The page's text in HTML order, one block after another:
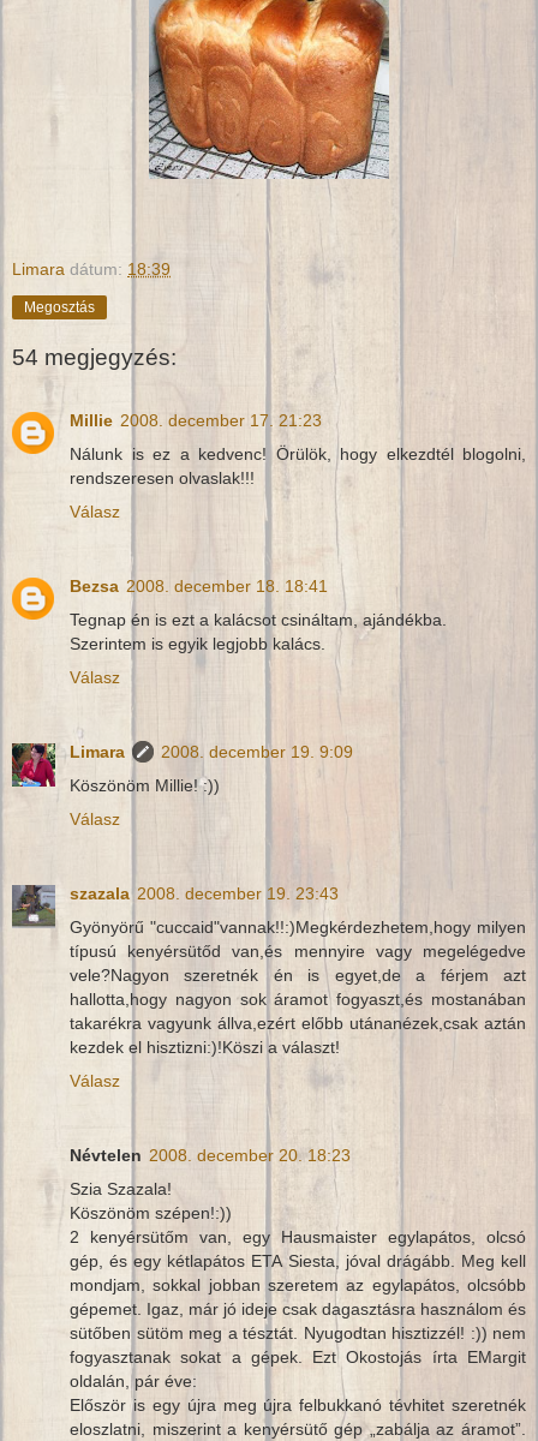
Limara dátum: 18:39
Megosztás
54 megjegyzés:
Millie 2008. december 17. 21:23
Nálunk is ez a kedvenc! Örülök, hogy elkezdtél blogolni,
rendszeresen olvaslak!!!
Válasz
Bezsa 2008. december 18. 18:41
Tegnap én is ezt a kalácsot csináltam, ajándékba.
Szerintem is egyik legjobb kalács.
Válasz
Limara
2008. december 19. 9:09
Köszönöm Millie! :))
Válasz
szazala 2008. december 19. 23:43
Gyönyörű "cuccaid"vannak!!:)Megkérdezhetem,hogy milyen
típusú kenyérsütőd van,és mennyire vagy megelégedve
vele?Nagyon szeretnék én is egyet,de a férjem azt
hallotta,hogy nagyon sok áramot fogyaszt,és mostanában
takarékra vagyunk állva,ezért előbb utánanézek,csak aztán
kezdek el hisztizni:)!Köszi a választ!
Válasz
Névtelen 2008. december 20. 18:23
Szia Szazala!
Köszönöm szépen!:))
2 kenyérsütőm van, egy Hausmaister egylapátos, olcsó
gép, és egy kétlapátos ETA Siesta, jóval drágább. Meg kell
mondjam, sokkal jobban szeretem az egylapátos, olcsóbb
gépemet. Igaz, már jó ideje csak dagasztásra használom és
sütőben sütöm meg a tésztát. Nyugodtan hisztizzél! :)) nem
fogyasztanak sokat a gépek. Ezt Okostojás írta EMargit
oldalán, pár éve:
Először is egy újra meg újra felbukkanó tévhitet szeretnék
eloszlatni, miszerint a kenyérsütő gép „zabálja az áramot”.